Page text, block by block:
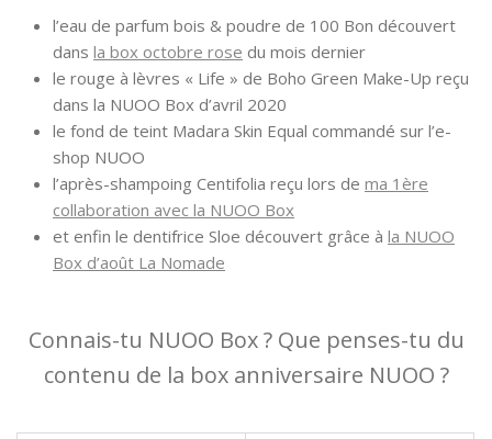
l’eau de parfum bois & poudre de 100 Bon découvert
dans la box octobre rose du mois dernier
le rouge à lèvres « Life » de Boho Green Make-Up reçu
dans la NUOO Box d’avril 2020
le fond de teint Madara Skin Equal commandé sur l’e-
shop NUOO
l’après-shampoing Centifolia reçu lors de ma 1ère
collaboration avec la NUOO Box
et enfin le dentifrice Sloe découvert grâce à la NUOO
Box d’août La Nomade
Connais-tu NUOO Box ? Que penses-tu du
contenu de la box anniversaire NUOO ?